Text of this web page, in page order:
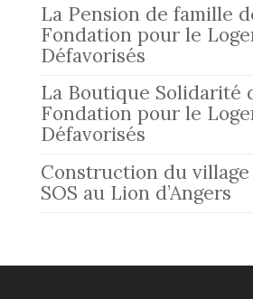
La Pension de famille
Fondation pour le
Défavorisés
La Boutique Solidarité
Fondation pour le
Défavorisés
Construction du village
SOS au Lion d’Angers